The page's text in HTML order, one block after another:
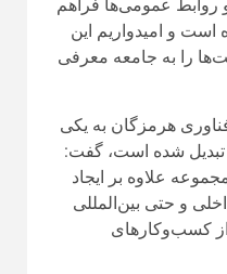
روابط عمومی‌ها با
و تشکل‌های دارای
میان آن‌ها قائل نیستیم
ظرفیت‌ها را در مسیر
کنیم.
پیوندی میان دنیای
بالقوه رسانه‌ای در
انسانی با
را پیشِ روی
است که نتیجه مستقیم